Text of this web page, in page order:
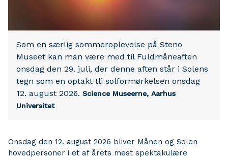
Som en særlig sommeroplevelse på Steno
Museet kan man være med til Fuldmåneaften
onsdag den 29. juli, der denne aften står i Solens
tegn som en optakt tli solformørkelsen onsdag
12. august 2026. Science Museerne, Aarhus
Universitet
Onsdag den 12. august 2026 bliver Månen og Solen
hovedpersoner i et af årets mest spektakulære